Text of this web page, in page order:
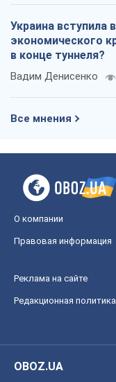
Украина вступила
экономического
в конце туннеля?
Вадим Денисенко
Все мнения
О компании
Правовая информация
Реклама на сайте
Редакционная политика
OBOZ.UA